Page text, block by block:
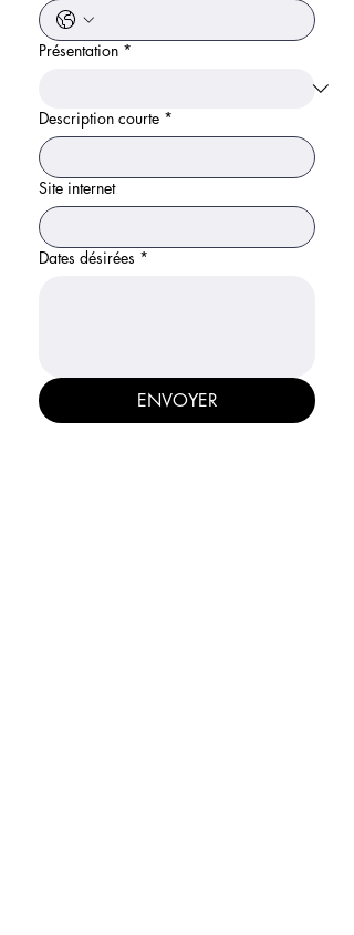
Présentation *
Description courte *
Site internet
Dates désirées *
ENVOYER